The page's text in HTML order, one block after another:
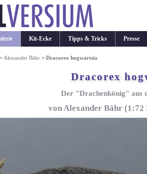
Kit-Ecke Tipps & Tricks Presse
Alexander Bähr >Dracorex hogwartsia
Dracorex
Der "Drachenkönig" aus
von Alexander Bähr